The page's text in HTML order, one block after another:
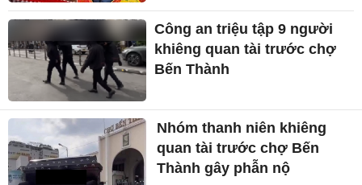
Công an triệu tập 9 người
khiêng quan tài trước chợ
Bến Thành
Nhóm thanh niên khiêng
quan tài trước chợ Bến
Thành gây phẫn nộ